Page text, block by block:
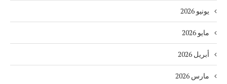
يونيو 2026
مايو 2026
أبريل 2026
مارس 2026